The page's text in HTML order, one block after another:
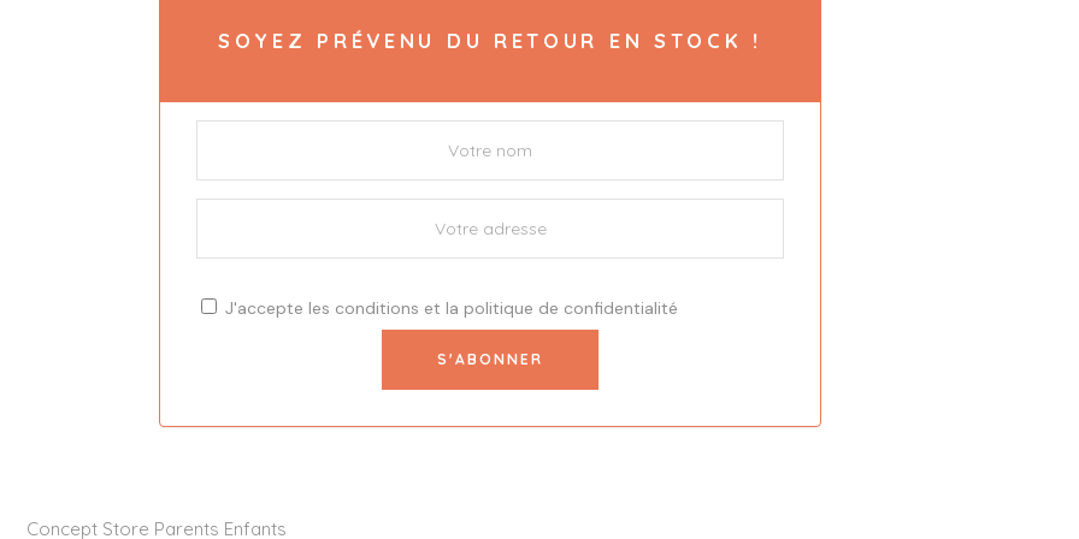
SOYEZ PRÉVENU DU RETOUR EN STOCK !
J'accepte les conditions et la politique de confidentialité